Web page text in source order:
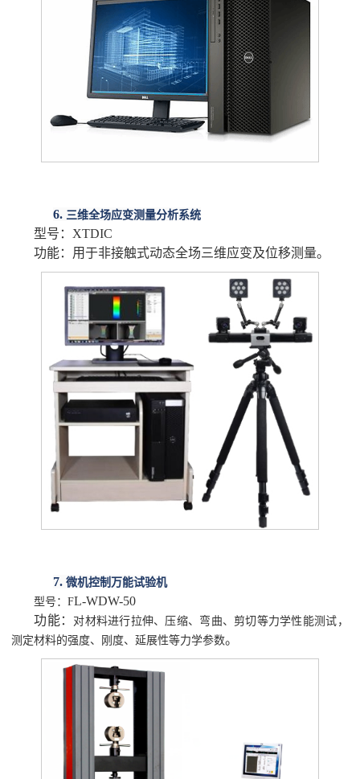
6. 三维全场应变测量分析系统
型号： XTDIC
功能：用于非接触式动态全场三维应变及位移测量。
7.微机控制万能试验机
型号：FL-WDW-50
功能：
对材料进行拉伸、压缩、弯曲、剪切等力学性能测试，
测定材料的强度、刚度、延展性等力学参数。